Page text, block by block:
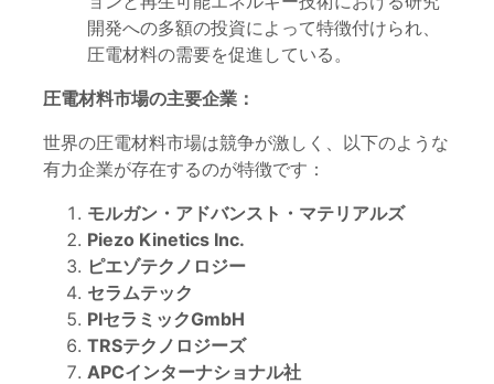
開発への多額の投資によって特徴付けられ、
圧電材料の需要を促進している。
圧電材料市場の主要企業：
世界の圧電材料市場は競争が激しく、以下のような
有力企業が存在するのが特徴です：
モルガン・アドバンスト・マテリアルズ
Piezo Kinetics Inc.
ピエゾテクノロジー
セラムテック
PIセラミックGmbH
TRSテクノロジーズ
APCインターナショナル社